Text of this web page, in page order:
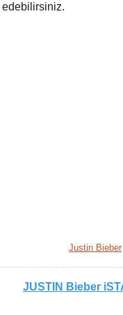
edebilirsiniz.
Justin Bieber
JUSTIN Bieber